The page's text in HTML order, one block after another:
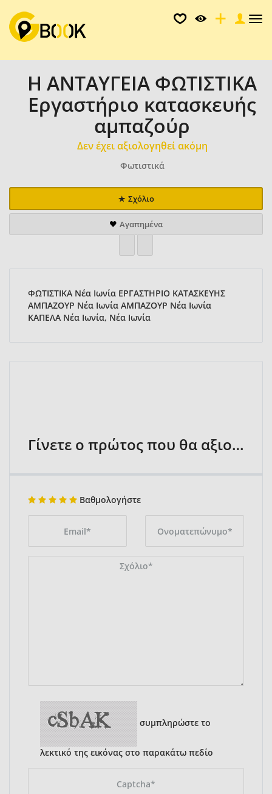
Η ΑΝΤΑΥΓΕΙΑ ΦΩΤΙΣΤΙΚΑ
Εργαστήριο κατασκευής
αμπαζούρ
Δεν έχει αξιολογηθεί ακόμη
Φωτιστικά
Σχόλιο
Αγαπημένα
ΦΩΤΙΣΤΙΚΑ Νέα Ιωνία ΕΡΓΑΣΤΗΡΙΟ ΚΑΤΑΣΚΕΥΗΣ
ΑΜΠΑΖΟΥΡ Νέα Ιωνία ΑΜΠΑΖΟΥΡ Νέα Ιωνία
ΚΑΠΕΛΑ Νέα Ιωνία, Νέα Ιωνία
Γίνετε ο πρώτος που θα αξιολογήσει
Βαθμολογήστε
συμπληρώστε το
λεκτικό της εικόνας στο παρακάτω πεδίο